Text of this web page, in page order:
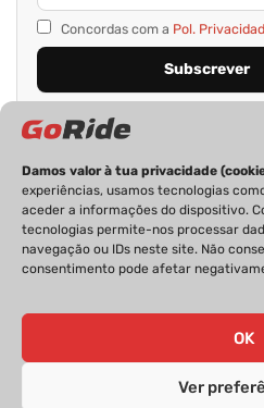
Damos valor à tua privacidade
experiências, usamos tecnologias
aceder a informações do dispositivo.
tecnologias permite-nos processar
navegação ou IDs neste site. Não
consentimento pode afetar
OK
Ver
Concordas com a Pol.
PRIVACIDADE FICHA